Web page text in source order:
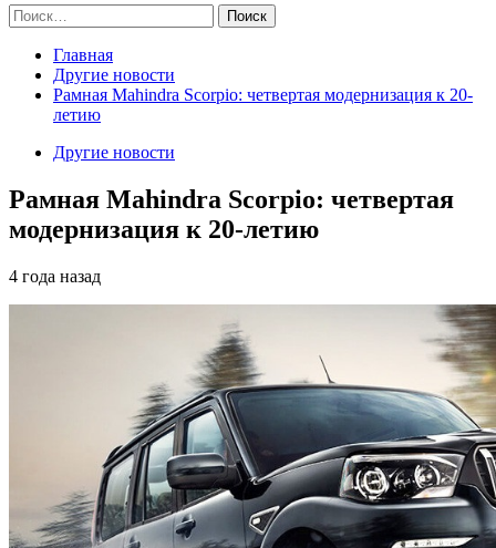
Найти:
Главная
Другие новости
Рамная Mahindra Scorpio: четвертая модернизация к 20-
летию
Другие новости
Рамная Mahindra Scorpio: четвертая
модернизация к 20-летию
4 года назад